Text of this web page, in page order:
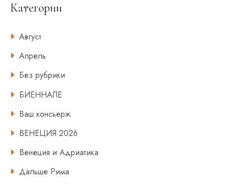
Категории
Август
Апрель
Без рубрики
БИЕННАЛЕ
Ваш консьерж
ВЕНЕЦИЯ 2026
Венеция и Адриатика
Дальше Рима